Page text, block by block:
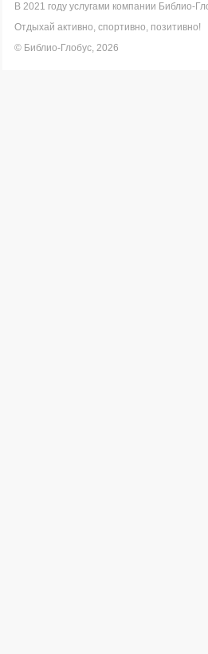
В 2021 году услугами компании Библио-
Отдыхай активно, спортивно, позитивно!
© Библио-Глобус, 2026